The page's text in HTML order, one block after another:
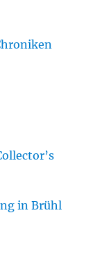
in Brühl